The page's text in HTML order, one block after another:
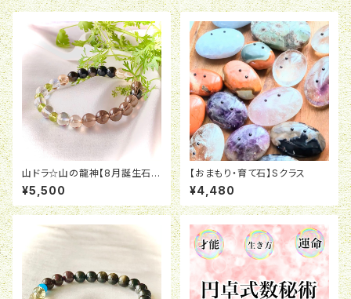
山ドラ☆山の龍神【8月誕生石ペ
リドット】
¥5,500
【おまもり・育て石】Sクラス
¥4,480